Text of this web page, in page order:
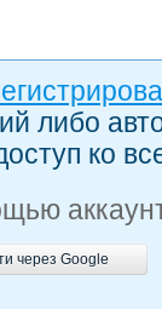
либо
ко
через Google
через Google